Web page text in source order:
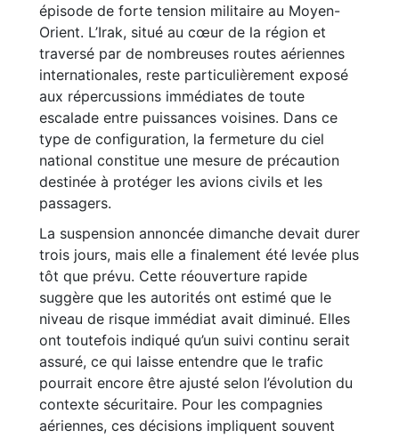
épisode de forte tension militaire au Moyen-
Orient. L’Irak, situé au cœur de la région et
traversé par de nombreuses routes aériennes
internationales, reste particulièrement exposé
aux répercussions immédiates de toute
escalade entre puissances voisines. Dans ce
type de configuration, la fermeture du ciel
national constitue une mesure de précaution
destinée à protéger les avions civils et les
passagers.
La suspension annoncée dimanche devait durer
trois jours, mais elle a finalement été levée plus
tôt que prévu. Cette réouverture rapide
suggère que les autorités ont estimé que le
niveau de risque immédiat avait diminué. Elles
ont toutefois indiqué qu’un suivi continu serait
assuré, ce qui laisse entendre que le trafic
pourrait encore être ajusté selon l’évolution du
contexte sécuritaire. Pour les compagnies
aériennes, ces décisions impliquent souvent